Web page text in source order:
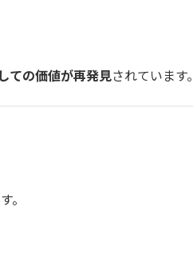
ての価値が再発見されています。
。